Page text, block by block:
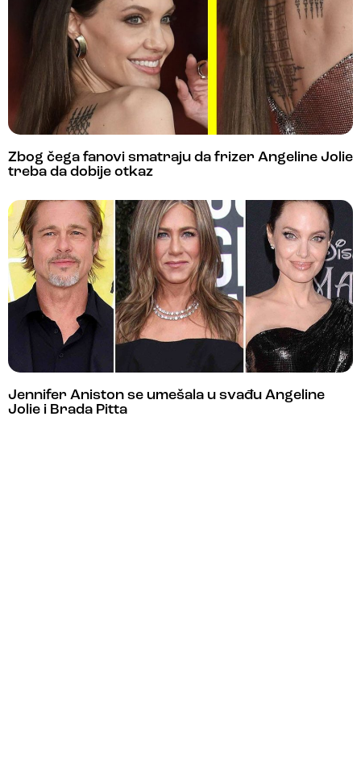
Zbog čega fanovi smatraju da frizer Angeline Jolie
treba da dobije otkaz
Jennifer Aniston se umešala u svađu Angeline
Jolie i Brada Pitta